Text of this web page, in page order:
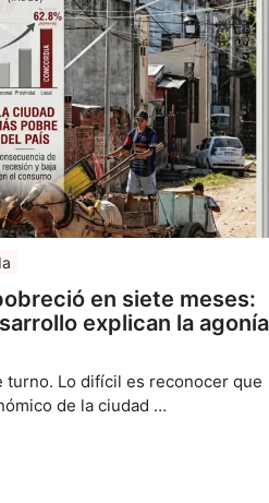
en siete meses:
explican la agonía
turno. Lo difícil es reconocer que
de la ciudad …